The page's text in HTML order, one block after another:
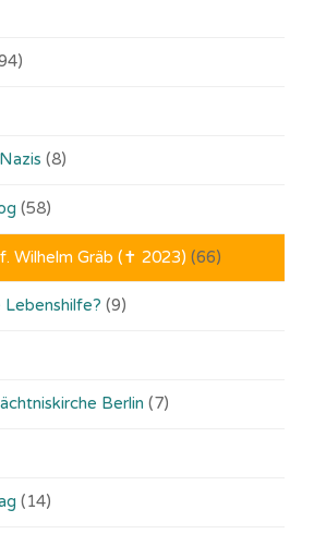
(8)
(58)
Wilhelm Gräb (✝ 2023) (66)
Lebenshilfe? (9)
Berlin (7)
(14)